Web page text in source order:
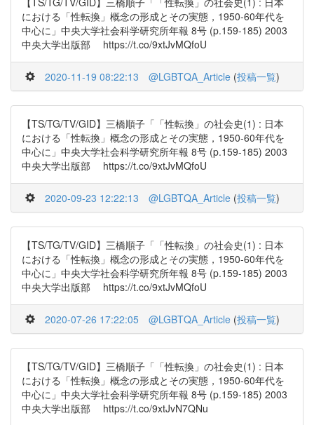
における「性転換」概念の形成とその実態，1950-60年代を
中心に」中央大学社会科学研究所年報 8号 (p.159-185) 2003
中央大学出版部 https://t.co/9xtJvMQfoU
2020-11-19 08:22:13 @LGBTQA_Article (投稿一覧)
【TS/TG/TV/GID】三橋順子「「性転換」の社会史(1) : 日本
における「性転換」概念の形成とその実態，1950-60年代を
中心に」中央大学社会科学研究所年報 8号 (p.159-185) 2003
中央大学出版部 https://t.co/9xtJvMQfoU
2020-09-23 12:22:13 @LGBTQA_Article (投稿一覧)
【TS/TG/TV/GID】三橋順子「「性転換」の社会史(1) : 日本
における「性転換」概念の形成とその実態，1950-60年代を
中心に」中央大学社会科学研究所年報 8号 (p.159-185) 2003
中央大学出版部 https://t.co/9xtJvMQfoU
2020-07-26 17:22:05 @LGBTQA_Article (投稿一覧)
【TS/TG/TV/GID】三橋順子「「性転換」の社会史(1) : 日本
における「性転換」概念の形成とその実態，1950-60年代を
中心に」中央大学社会科学研究所年報 8号 (p.159-185) 2003
中央大学出版部 https://t.co/9xtJvN7QNu